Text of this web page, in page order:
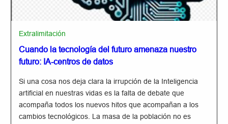
Extralimitación
Cuando la tecnología del futuro amenaza nuestro
futuro: IA-centros de datos
Si una cosa nos deja clara la irrupción de la Inteligencia
artificial en nuestras vidas es la falta de debate que
acompaña todos los nuevos hitos que acompañan a los
cambios tecnológicos. La masa de la población no es